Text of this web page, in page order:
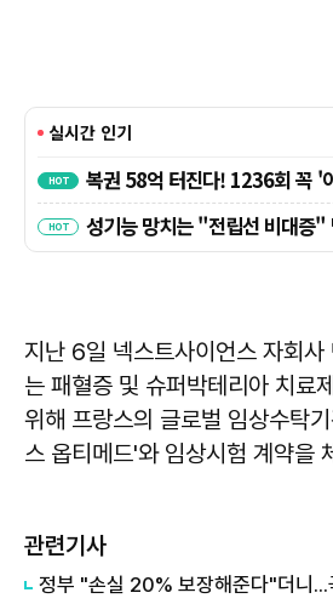
지난 6일 넥스트사이언스 자회
는 패혈증 및 슈퍼박테리아 치료
위해 프랑스의 글로벌 임상수탁
스 옵티메드'와 임상시험 계약을
관련기사